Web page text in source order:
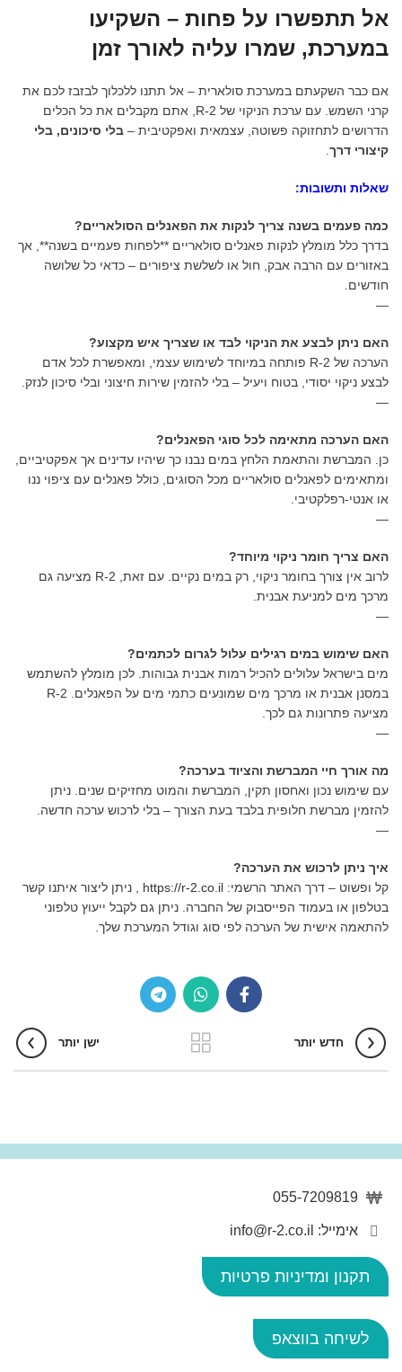
אל תתפשרו על פחות – השקיעו
במערכת, שמרו עליה לאורך זמן
אם כבר השקעתם במערכת סולארית – אל תתנו ללכלוך לבזבז לכם את
קרני השמש. עם ערכת הניקוי של R-2, אתם מקבלים את כל הכלים
הדרושים לתחזוקה פשוטה, עצמאית ואפקטיבית – בלי סיכונים, בלי
קיצורי דרך
שאלות ותשובות:
כמה פעמים בשנה צריך לנקות את הפאנלים הסולאריים?
בדרך כלל מומלץ לנקות פאנלים סולאריים **לפחות פעמיים בשנה**, אך
באזורים עם הרבה אבק, חול או לשלשת ציפורים – כדאי כל שלושה
חודשים.
—
האם ניתן לבצע את הניקוי לבד או שצריך איש מקצוע?
הערכה של R-2 פותחה במיוחד לשימוש עצמי, ומאפשרת לכל אדם
לבצע ניקוי יסודי, בטוח ויעיל – בלי להזמין שירות חיצוני ובלי סיכון לנזק.
—
האם הערכה מתאימה לכל סוגי הפאנלים?
כן. המברשת והתאמת הלחץ במים נבנו כך שיהיו עדינים אך אפקטיביים,
ומתאימים לפאנלים סולאריים מכל הסוגים, כולל פאנלים עם ציפוי ננו
או אנטי-רפלקטיבי.
—
האם צריך חומר ניקוי מיוחד?
לרוב אין צורך בחומר ניקוי, רק במים נקיים. עם זאת, R-2 מציעה גם
מרכך מים למניעת אבנית.
—
האם שימוש במים רגילים עלול לגרום לכתמים?
מים בישראל עלולים להכיל רמות אבנית גבוהות. לכן מומלץ להשתמש
במסנן אבנית או מרכך מים שמונעים כתמי מים על הפאנלים. R-2
מציעה פתרונות גם לכך.
—
מה אורך חיי המברשת והציוד בערכה?
עם שימוש נכון ואחסון תקין, המברשת והמוט מחזיקים שנים. ניתן
להזמין מברשת חלופית בלבד בעת הצורך – בלי לרכוש ערכה חדשה.
—
איך ניתן לרכוש את הערכה?
קל ופשוט – דרך האתר הרשמי: https://r-2.co.il , ניתן ליצור איתנו קשר
בטלפון או בעמוד הפייסבוק של החברה. ניתן גם לקבל ייעוץ טלפוני
להתאמה אישית של הערכה לפי סוג וגודל המערכת שלך.
חדש יותר ישן יותר
055-7209819
אימייל: info@r-2.co.il
תקנון ומדיניות פרטיות
לשיחה בווצאפ